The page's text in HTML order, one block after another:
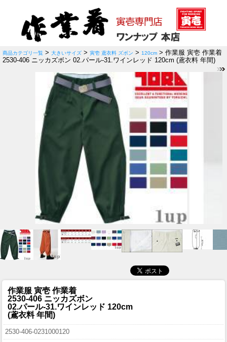
商品カテゴリ一覧 > 大きいサイズ > 寅壱 鳶衣料 ズボン > 120cm > 作業服 寅壱 作業着
2530-406 ニッカズボン 02.パール-31.ワインレッド 120cm (鳶衣料 年間)
作業服 寅壱 作業着
2530-406 ニッカズボン
02.パール-31.ワインレッド 120cm
(鳶衣料 年間)
2530-406-0231000120